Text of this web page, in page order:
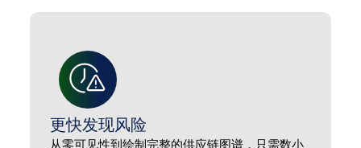
更快发现风险
从零可见性到绘制完整的供应链图谱，只需数小